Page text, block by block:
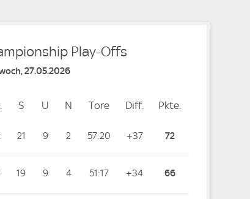
Play-Offs
27.05.2026
Spiele
S Siege
U Unentschieden
N Niederlagen
ToreToreDiff. Differenz
Pkte.
21 9 2 57:20 +37 72
19 9 4 51:17 +34 66